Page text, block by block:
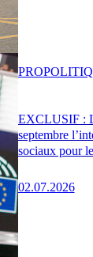
EXCLUSIF :
septembre
sociaux pour
02.07.2026
PRO